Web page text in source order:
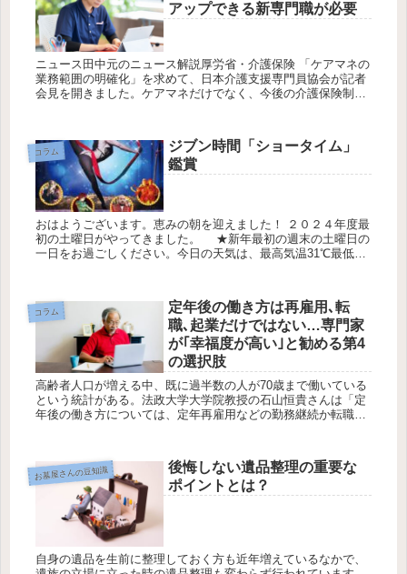
アップできる新専門職が必要
ニュース田中元のニュース解説厚労省・介護保険 「ケアマネの
業務範囲の明確化」を求めて、日本介護支援専門員協会が記者
会見を開きました。ケアマネだけでなく、今後の介護保険制度
コラム
ジブン時間「ショータイム」
鑑賞
おはようございます。恵みの朝を迎えました！ ２０２４年度最
初の土曜日がやってきました。 ★新年最初の週末の土曜日の
一日をお過ごしください。今日の天気は、最高気温31℃最低気
コラム
定年後の働き方は再雇用､転
職､起業だけではない…専門家
が｢幸福度が高い｣と勧める第4
の選択肢
高齢者人口が増える中、既に過半数の人が70歳まで働いている
という統計がある。法政大学大学院教授の石山恒貴さんは「定
年後の働き方については、定年再雇用などの勤務継続か転職、
お墓屋さんの豆知識
後悔しない遺品整理の重要な
ポイントとは？
自身の遺品を生前に整理しておく方も近年増えているなかで、